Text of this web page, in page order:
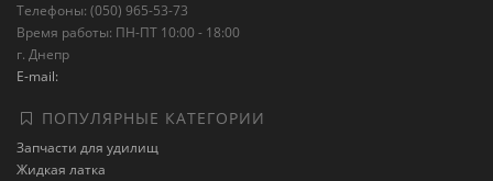
Телефоны: (050) 965-53-73
Время работы: ПН-ПТ 10:00 - 18:00
г. Днепр
E-mail:
ПОПУЛЯРНЫЕ КАТЕГОРИИ
Запчасти для удилищ
Жидкая латка